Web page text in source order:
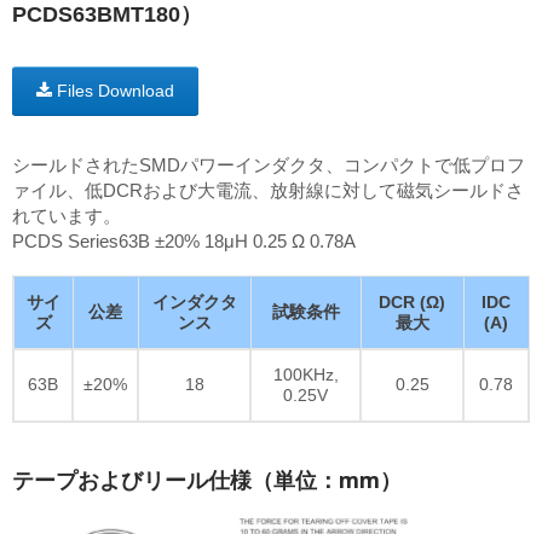
PCDS63BMT180）
Files Download
シールドされたSMDパワーインダクタ、コンパクトで低プロフ
ァイル、低DCRおよび大電流、放射線に対して磁気シールドさ
れています。
PCDS Series63B ±20% 18μH 0.25 Ω 0.78A
サイ
ズ
公差
インダクタ
ンス
試験条件
DCR (Ω)
最大
IDC
(A)
63B ±20% 18
100KHz,
0.25V
0.25 0.78
テープおよびリール仕様（単位：mm）